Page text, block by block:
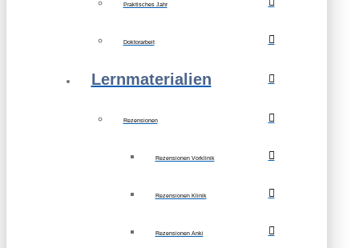
Praktisches Jahr
Doktorarbeit
Lernmaterialien
Rezensionen
Rezensionen Vorklinik
Rezensionen Klinik
Rezensionen Anki